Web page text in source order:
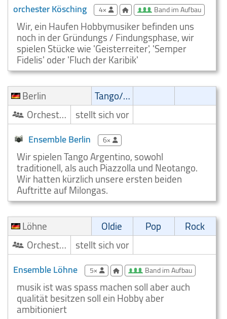
orchester Kösching 4× Band im Aufbau
Wir, ein Haufen Hobbymusiker befinden uns
noch in der Gründungs / Findungsphase, wir
spielen Stücke wie 'Geisterreiter', 'Semper
Fidelis' oder 'Fluch der Karibik'
Berlin
Tango/Samba
Orchester/Ensemble
stellt sich vor
Ensemble Berlin 6×
Wir spielen Tango Argentino, sowohl
traditionell, als auch Piazzolla und Neotango.
Wir hatten kürzlich unsere ersten beiden
Auftritte auf Milongas.
Löhne
Oldie Pop
Rock
Orchester/Ensemble
stellt sich vor
Ensemble Löhne 5× Band im Aufbau
musik ist was spass machen soll aber auch
qualität besitzen soll ein Hobby aber
ambitioniert